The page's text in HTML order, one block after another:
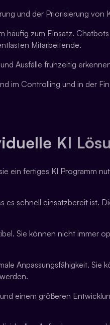
und der Priorisierung von
häufig zum Einsatz.
Mitarbeitende.
Ausfälle frühzeitig
im Controlling und in der
KI
ein fertiges KI Programm
es schnell einsatzbereit ist.
Sie können nicht immer
Anpassungsfähigkeit. Sie
einem größeren